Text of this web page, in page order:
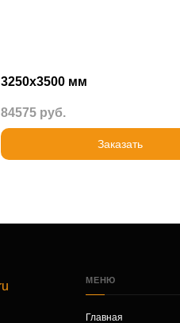
3250х3500 мм
84575 руб.
Заказать
МЕНЮ
Главная